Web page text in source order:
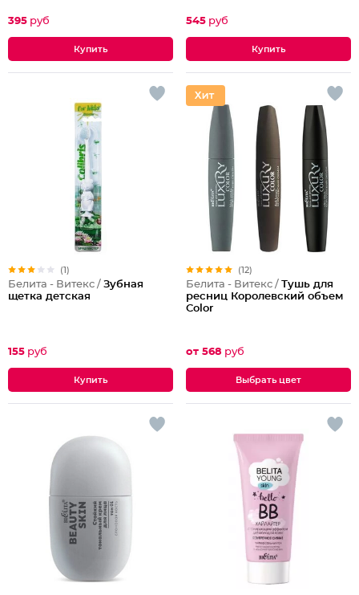
395 руб 545 руб
(1)
Белита - Витекс / Зубная
щетка детская
155 руб
(12)
Белита - Витекс / Тушь для
ресниц Королевский объем
Color
от 568 руб
Выбрать цвет